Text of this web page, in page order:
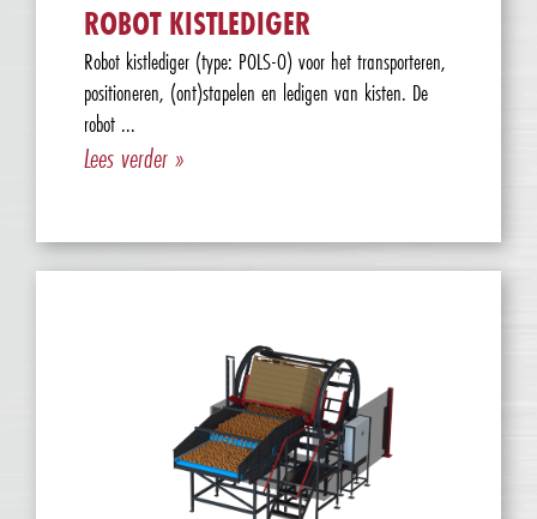
ROBOT KISTLEDIGER
Robot kistlediger (type: POLS-O) voor het transporteren,
positioneren, (ont)stapelen en ledigen van kisten. De
robot ...
Lees verder »